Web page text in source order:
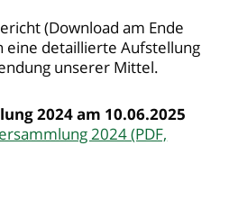
(Download am Ende
eine detaillierte Aufstellung
unserer Mittel.
2024 am 10.06.2025
2024 (PDF,